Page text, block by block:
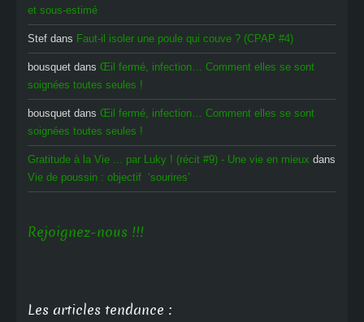
et sous-estimé
Stef dans Faut-il isoler une poule qui couve ? (CPAP #4)
bousquet dans Œil fermé, infection… Comment elles se sont
soignées toutes seules !
bousquet dans Œil fermé, infection… Comment elles se sont
soignées toutes seules !
Gratitude à la Vie ... par Luky ! (récit #9) - Une vie en mieux dans
Vie de poussin : objectif ‘sourires’
Rejoignez-nous !!!
Les articles tendance :